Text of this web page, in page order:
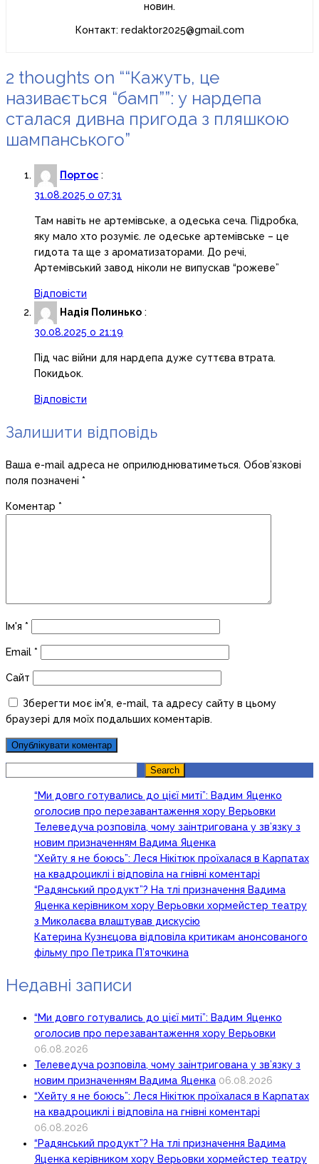
новин.
Контакт: redaktor2025@gmail.com
2 thoughts on ““Кажуть, це
називається “бамп””: у нардепа
сталася дивна пригода з пляшкою
шампанського”
Портос :
31.08.2025 о 07:31
Там навіть не артемівське, а одеська сеча. Підробка,
яку мало хто розуміє. ле одеське артемівське – це
гидота та ще з ароматизаторами. До речі,
Артемівський завод ніколи не випускав “рожеве”
Відповісти
Надія Полинько :
30.08.2025 о 21:19
Під час війни для нардепа дуже суттєва втрата.
Покидьок.
Відповісти
Залишити відповідь
Ваша e-mail адреса не оприлюднюватиметься. Обов’язкові
поля позначені *
Коментар *
Ім'я *
Email *
Сайт
Зберегти моє ім'я, e-mail, та адресу сайту в цьому
браузері для моїх подальших коментарів.
Search
“Ми довго готувались до цієї миті”: Вадим Яценко
оголосив про перезавантаження хору Верьовки
Телеведуча розповіла, чому заінтригована у зв’язку з
новим призначенням Вадима Яценка
“Хейту я не боюсь”: Леся Нікітюк проїхалася в Карпатах
на квадроциклі і відповіла на гнівні коментарі
“Радянський продукт”? На тлі призначення Вадима
Яценка керівником хору Верьовки хормейстер театру
з Миколаєва влаштував дискусію
Катерина Кузнєцова відповіла критикам анонсованого
фільму про Петрика П’яточкина
Недавні записи
“Ми довго готувались до цієї миті”: Вадим Яценко
оголосив про перезавантаження хору Верьовки
06.08.2026
Телеведуча розповіла, чому заінтригована у зв’язку з
новим призначенням Вадима Яценка 06.08.2026
“Хейту я не боюсь”: Леся Нікітюк проїхалася в Карпатах
на квадроциклі і відповіла на гнівні коментарі
06.08.2026
“Радянський продукт”? На тлі призначення Вадима
Яценка керівником хору Верьовки хормейстер театру